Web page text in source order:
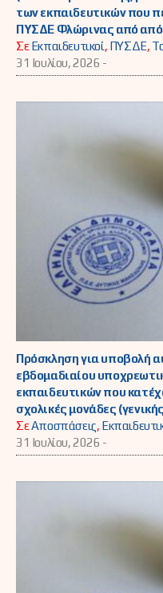
των εκπαιδευτικών που
ΠΥΣΔΕ Φλώρινας από
ΣεΕκπαιδευτικοί, ΠΥΣΔΕ,
31 Ιουλίου, 2026 -
Πρόσκληση για υποβολή
εβδομαδιαίου
εκπαιδευτικών που
σχολικές μονάδες
ΣεΑποσπάσεις,
31 Ιουλίου, 2026 -